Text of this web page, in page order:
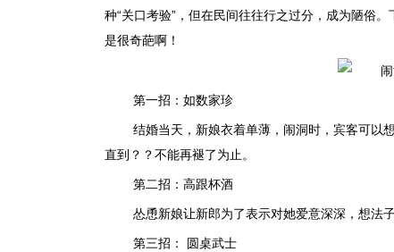
种“关口考验”，但在民间往往行之过分，成为陋俗
是很奇葩啊！
第一招：如数家珍
结婚当天，新娘衣着单薄，闹洞时，宾客可以
直到？？不能再褪了为止。
第二招：高跟杯酒
怂恿新娘让新郎为了表示对她爱意深深，想法
第三招： 圆桌武士